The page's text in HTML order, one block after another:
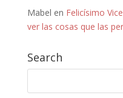
Mabel en Felicísimo
ver las cosas que las
Search